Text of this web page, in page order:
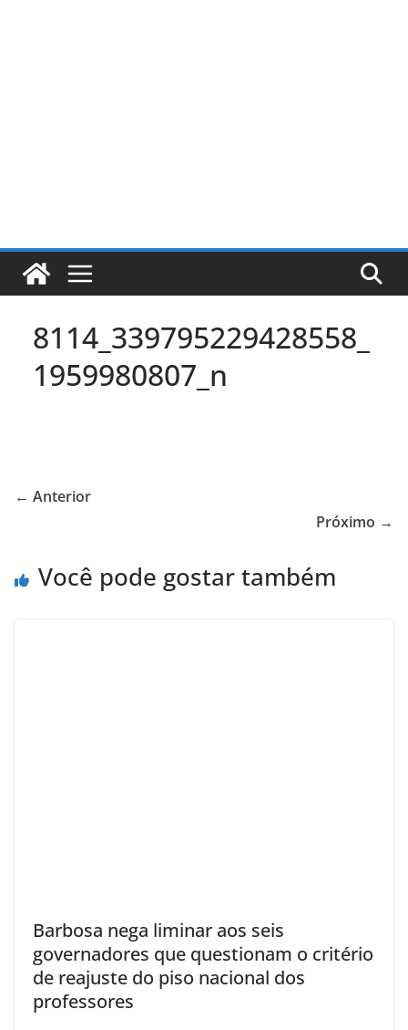
8114_339795229428558_
1959980807_n
← Anterior
Próximo →
Você pode gostar também
Barbosa nega liminar aos seis
governadores que questionam o critério
de reajuste do piso nacional dos
professores